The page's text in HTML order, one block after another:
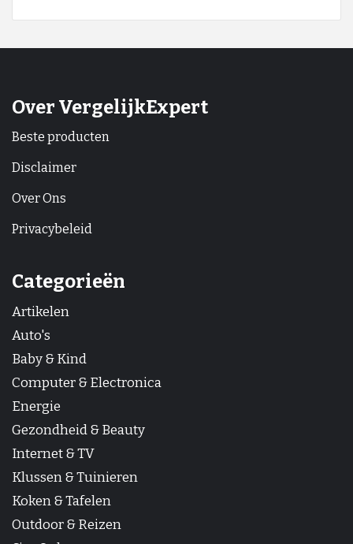
Over VergelijkExpert
Beste producten
Disclaimer
Over Ons
Privacybeleid
Categorieën
Artikelen
Auto's
Baby & Kind
Computer & Electronica
Energie
Gezondheid & Beauty
Internet & TV
Klussen & Tuinieren
Koken & Tafelen
Outdoor & Reizen